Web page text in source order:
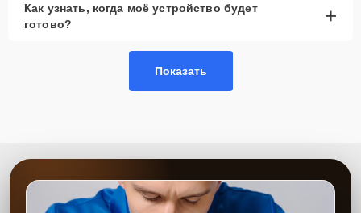
рассмотреть вариант с использованием
качественного аналога брендовой детали.
высококачественные запчасти, будь это 100% оригинал, или
надежные аналоги проверенных и зарекомендовавших себя
Позвонить по телефону горячей линии или
Как узнать, когда моё устройство будет
готово?
+
Показать